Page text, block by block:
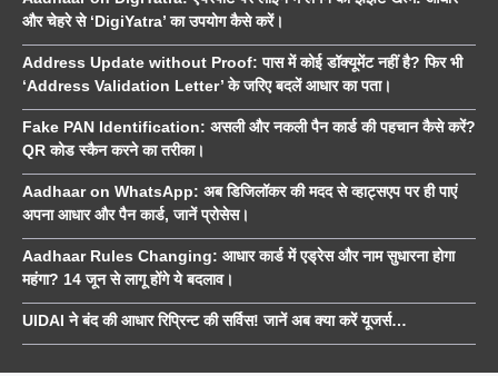
और चेहरे से ‘DigiYatra’ का उपयोग कैसे करें।
Address Update without Proof: पास में कोई डॉक्यूमेंट नहीं है? फिर भी
‘Address Validation Letter’ के जरिए बदलें आधार का पता।
Fake PAN Identification: असली और नकली पैन कार्ड की पहचान कैसे करें?
QR कोड स्कैन करने का तरीका।
Aadhaar on WhatsApp: अब डिजिलॉकर की मदद से व्हाट्सएप पर ही पाएं
अपना आधार और पैन कार्ड, जानें प्रोसेस।
Aadhaar Rules Changing: आधार कार्ड में एड्रेस और नाम सुधारना होगा
महंगा? 14 जून से लागू होंगे ये बदलाव।
UIDAI ने बंद की आधार रिप्रिन्ट की सर्विस! जानें अब क्या करें यूजर्स…